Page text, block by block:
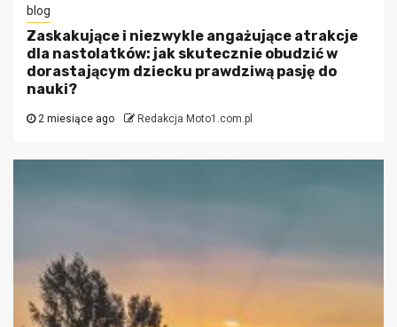
blog
Zaskakujące i niezwykle angażujące atrakcje
dla nastolatków: jak skutecznie obudzić w
dorastającym dziecku prawdziwą pasję do
nauki?
2 miesiące ago Redakcja Moto1.com.pl